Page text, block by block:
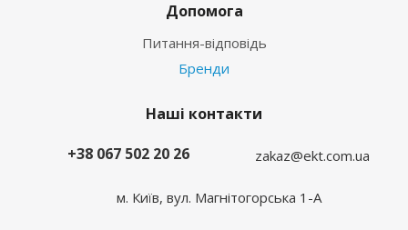
Допомога
Питання-відповідь
Бренди
Наші контакти
+38 067 502 20 26
zakaz@ekt.com.ua
м. Київ, вул. Магнітогорська 1-А